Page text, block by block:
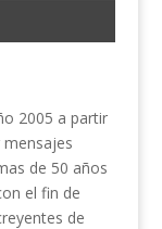
2005 a partir
de 50 años
el fin de
de